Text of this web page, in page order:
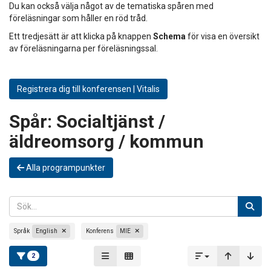
Du kan också välja något av de tematiska spåren med
föreläsningar som håller en röd tråd.
Ett tredjesätt är att klicka på knappen Schema för visa en översikt
av föreläsningarna per föreläsningssal.
Registrera dig till konferensen | Vitalis
Spår: Socialtjänst /
äldreomsorg / kommun
Alla programpunkter
Språk English Konferens MIE
2